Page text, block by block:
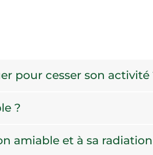
pour cesser son activité
?
amiable et à sa radiation